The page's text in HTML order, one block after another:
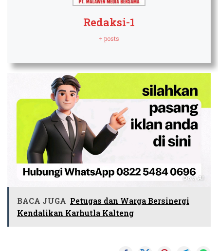
Redaksi-1
+ posts
BACA JUGA Petugas dan Warga Bersinergi
Kendalikan Karhutla Kalteng